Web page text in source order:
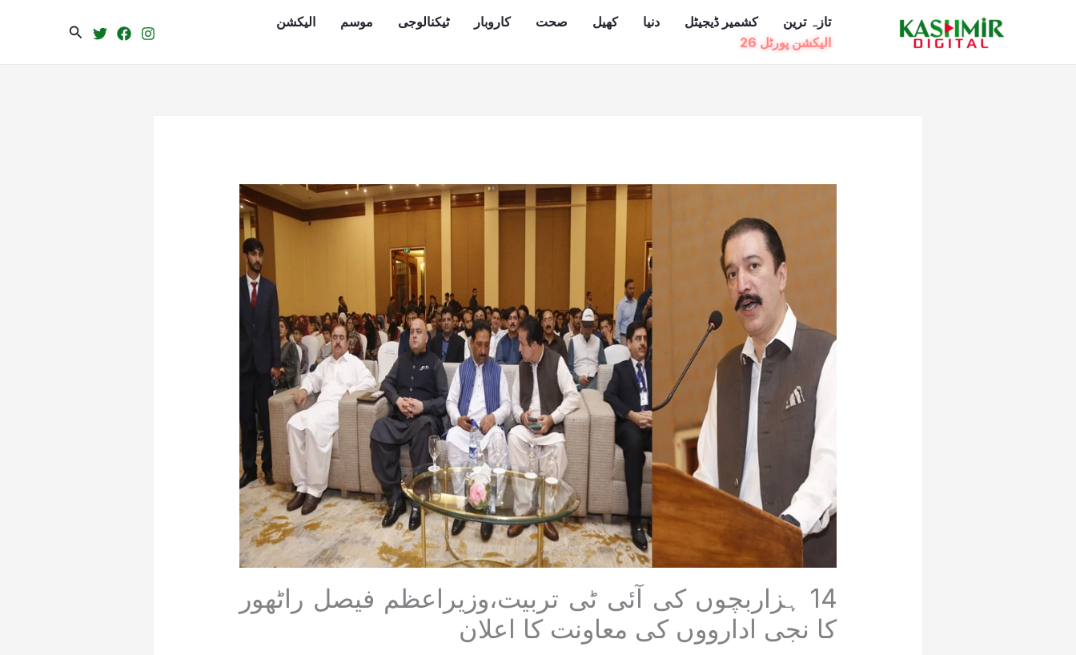
تازہ ترین کشمیر ڈیجیٹل دنیا کھیل صحت کاروبار ٹیکنالوجی موسم
الیکشن
الیکشن پورٹل 26
Search
14 ہزاربچوں کی آئی ٹی تربیت،وزیراعظم فیصل راٹھور
کا نجی ادارووں کی معاونت کا اعلان